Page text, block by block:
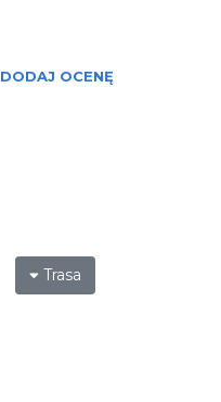
DODAJ OCENĘ
Trasa